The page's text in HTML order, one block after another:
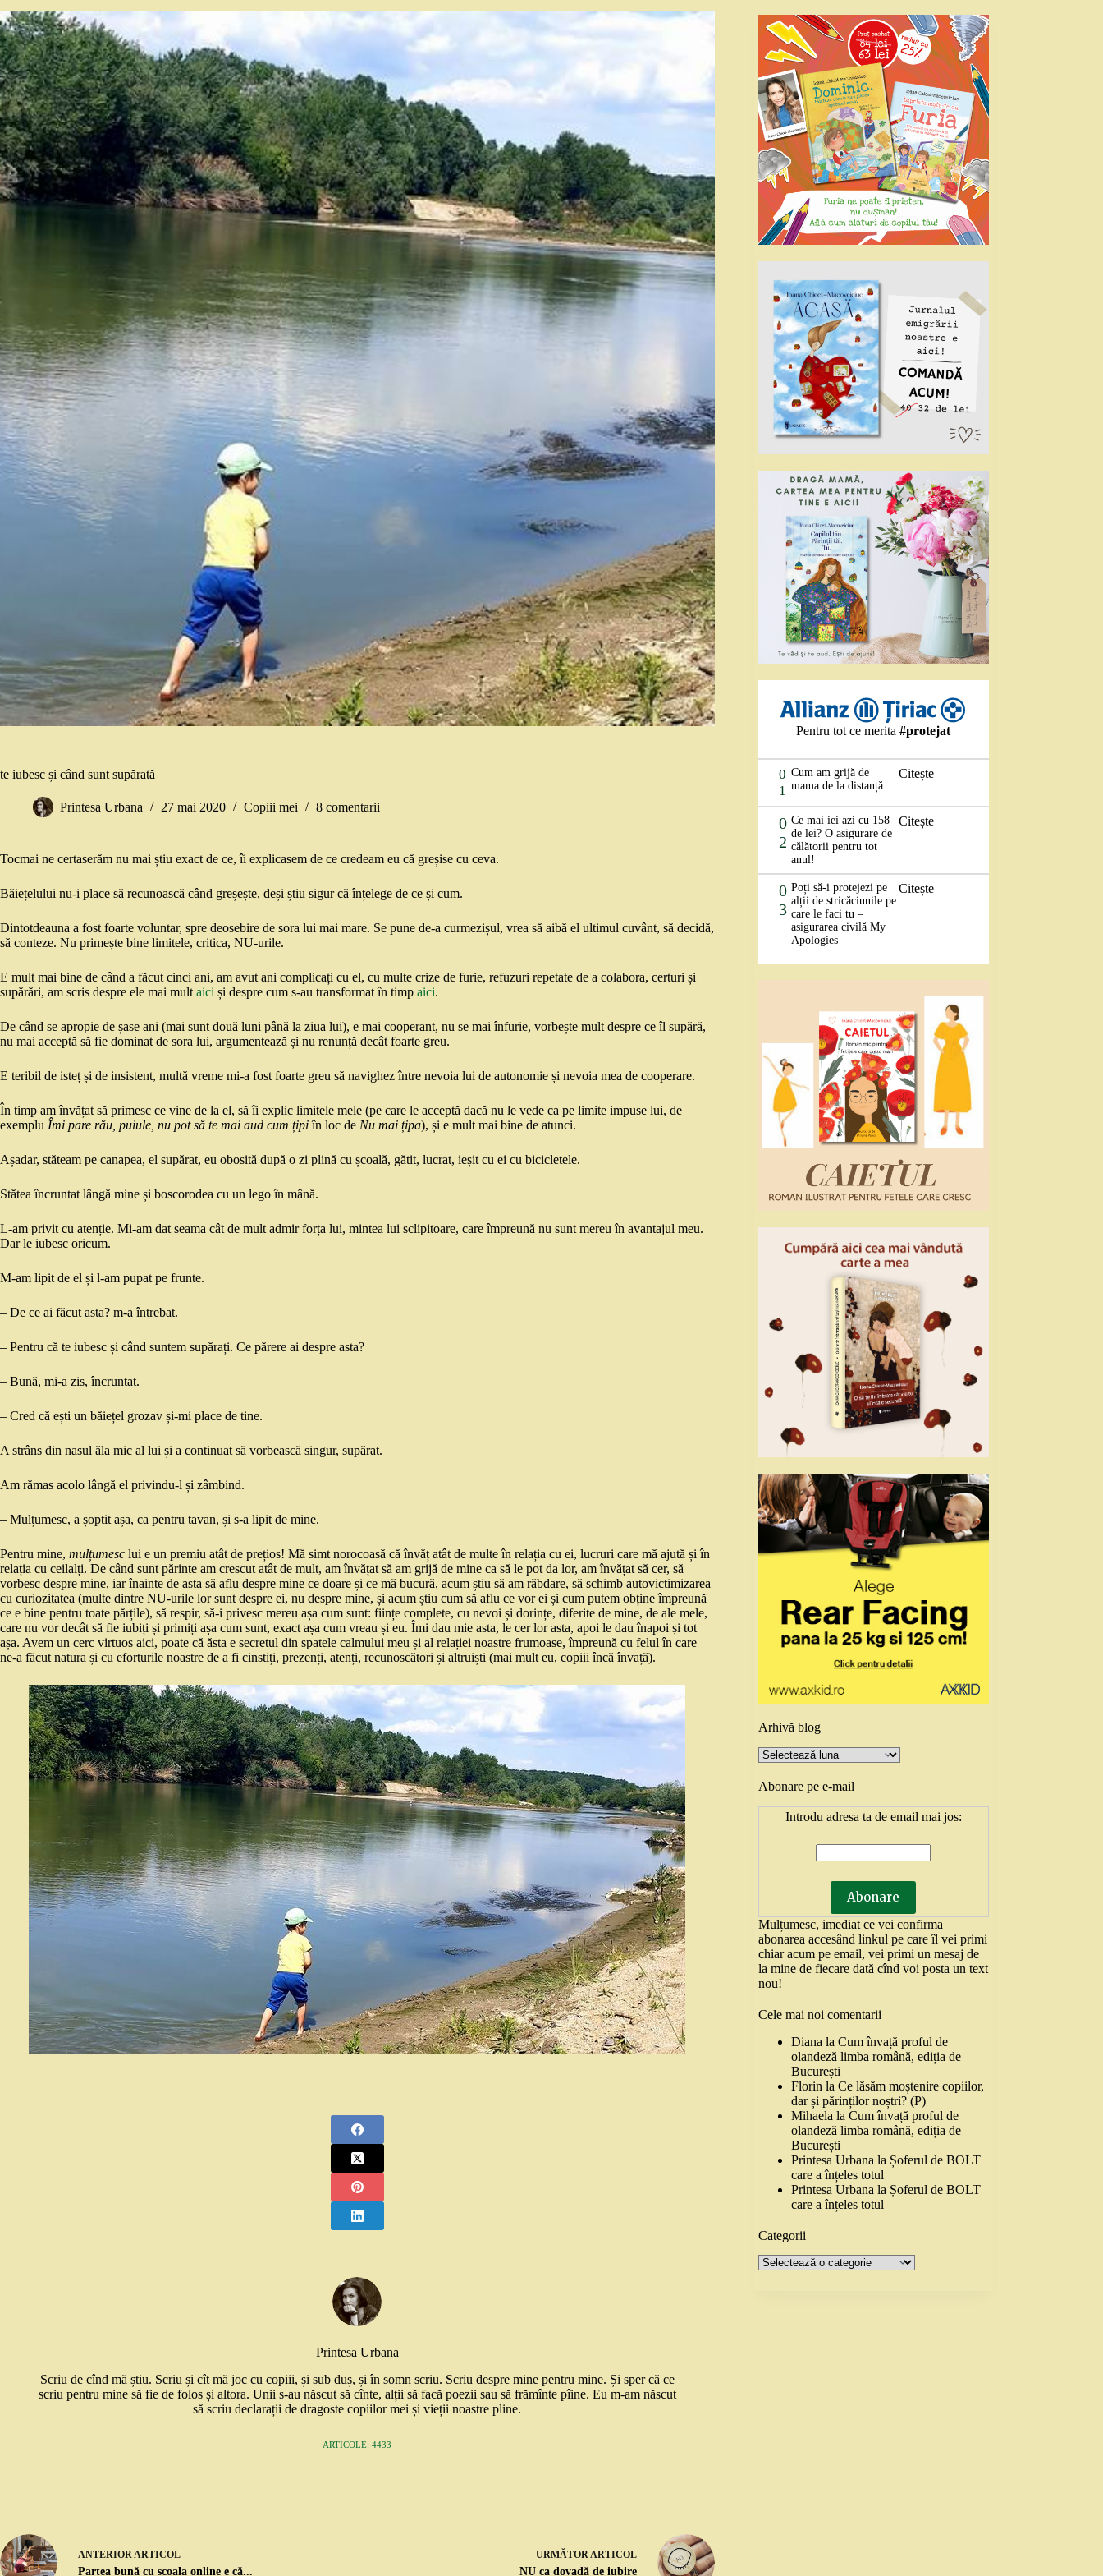
te iubesc și când sunt supărată
Printesa Urbana 27 mai 2020 Copiii mei 8 comentarii
Tocmai ne certaserăm nu mai știu exact de ce, îi explicasem de ce credeam eu că greșise cu ceva.
Băiețelului nu-i place să recunoască când greșește, deși știu sigur că înțelege de ce și cum.
Dintotdeauna a fost foarte voluntar, spre deosebire de sora lui mai mare. Se pune de-a curmezișul, vrea să aibă el ultimul cuvânt, să decidă,
să conteze. Nu primește bine limitele, critica, NU-urile.
E mult mai bine de când a făcut cinci ani, am avut ani complicați cu el, cu multe crize de furie, refuzuri repetate de a colabora, certuri și
supărări, am scris despre ele mai mult aici și despre cum s-au transformat în timp aici.
De când se apropie de șase ani (mai sunt două luni până la ziua lui), e mai cooperant, nu se mai înfurie, vorbește mult despre ce îl supără,
nu mai acceptă să fie dominat de sora lui, argumentează și nu renunță decât foarte greu.
E teribil de isteț și de insistent, multă vreme mi-a fost foarte greu să navighez între nevoia lui de autonomie și nevoia mea de cooperare.
În timp am învățat să primesc ce vine de la el, să îi explic limitele mele (pe care le acceptă dacă nu le vede ca pe limite impuse lui, de
exemplu Îmi pare rău, puiule, nu pot să te mai aud cum țipiîn loc de Nu mai țipa), și e mult mai bine de atunci.
Așadar, stăteam pe canapea, el supărat, eu obosită după o zi plină cu școală, gătit, lucrat, ieșit cu ei cu bicicletele.
Stătea încruntat lângă mine și boscorodea cu un lego în mână.
L-am privit cu atenție. Mi-am dat seama cât de mult admir forța lui, mintea lui sclipitoare, care împreună nu sunt mereu în avantajul meu.
Dar le iubesc oricum.
M-am lipit de el și l-am pupat pe frunte.
– De ce ai făcut asta? m-a întrebat.
– Pentru că te iubesc și când suntem supărați. Ce părere ai despre asta?
– Bună, mi-a zis, încruntat.
– Cred că ești un băiețel grozav și-mi place de tine.
A strâns din nasul ăla mic al lui și a continuat să vorbească singur, supărat.
Am rămas acolo lângă el privindu-l și zâmbind.
– Mulțumesc, a șoptit așa, ca pentru tavan, și s-a lipit de mine.
Pentru mine, mulțumesc lui e un premiu atât de prețios! Mă simt norocoasă că învăț atât de multe în relația cu ei, lucruri care mă ajută și în
relația cu ceilalți. De când sunt părinte am crescut atât de mult, am învățat să am grijă de mine ca să le pot da lor, am învățat să cer, să
vorbesc despre mine, iar înainte de asta să aflu despre mine ce doare și ce mă bucură, acum știu să am răbdare, să schimb autovictimizarea
cu curiozitatea (multe dintre NU-urile lor sunt despre ei, nu despre mine, și acum știu cum să aflu ce vor ei și cum putem obține împreună
ce e bine pentru toate părțile), să respir, să-i privesc mereu așa cum sunt: ființe complete, cu nevoi și dorințe, diferite de mine, de ale mele,
care nu vor decât să fie iubiți și primiți așa cum sunt, exact așa cum vreau și eu. Îmi dau mie asta, le cer lor asta, apoi le dau înapoi și tot
așa. Avem un cerc virtuos aici, poate că ăsta e secretul din spatele calmului meu și al relației noastre frumoase, împreună cu felul în care
ne-a făcut natura și cu eforturile noastre de a fi cinstiți, prezenți, atenți, recunoscători și altruiști (mai mult eu, copiii încă învață).
Printesa Urbana
Scriu de cînd mă știu. Scriu și cît mă joc cu copiii, și sub duș, și în somn scriu. Scriu despre mine pentru mine. Și sper că ce
scriu pentru mine să fie de folos și altora. Unii s-au născut să cînte, alții să facă poezii sau să frămînte pîine. Eu m-am născut
să scriu declarații de dragoste copiilor mei și vieții noastre pline.
ARTICOLE: 4433
ANTERIORARTICOL
Partea bună cu școala online e că...
URMĂTORARTICOL
NU ca dovadă de iubire
Pentru tot ce merita#protejat
0
1
Cum am grijă de
mama de la distanță
Citește
0
2
Ce mai iei azi cu 158
de lei? O asigurare de
călătorii pentru tot
anul!
Citește
0
3
Poți să-i protejezi pe
alții de stricăciunile pe
care le faci tu –
asigurarea civilă My
Apologies
Citește
Arhivă blog
Arhivă
blog
Abonare pe e-mail
Introdu adresa ta de email mai jos:
Mulțumesc, imediat ce vei confirma
abonarea accesând linkul pe care îl vei primi
chiar acum pe email, vei primi un mesaj de
la mine de fiecare dată cînd voi posta un text
nou!
Cele mai noi comentarii
Diana laCum învață proful de
olandeză limba română, ediția de
București
Florin laCe lăsăm moștenire copiilor,
dar și părinților noștri? (P)
Mihaela laCum învață proful de
olandeză limba română, ediția de
București
Printesa Urbana la Șoferul de BOLT
care a înțeles totul
Printesa Urbana la Șoferul de BOLT
care a înțeles totul
Categorii
Categorii